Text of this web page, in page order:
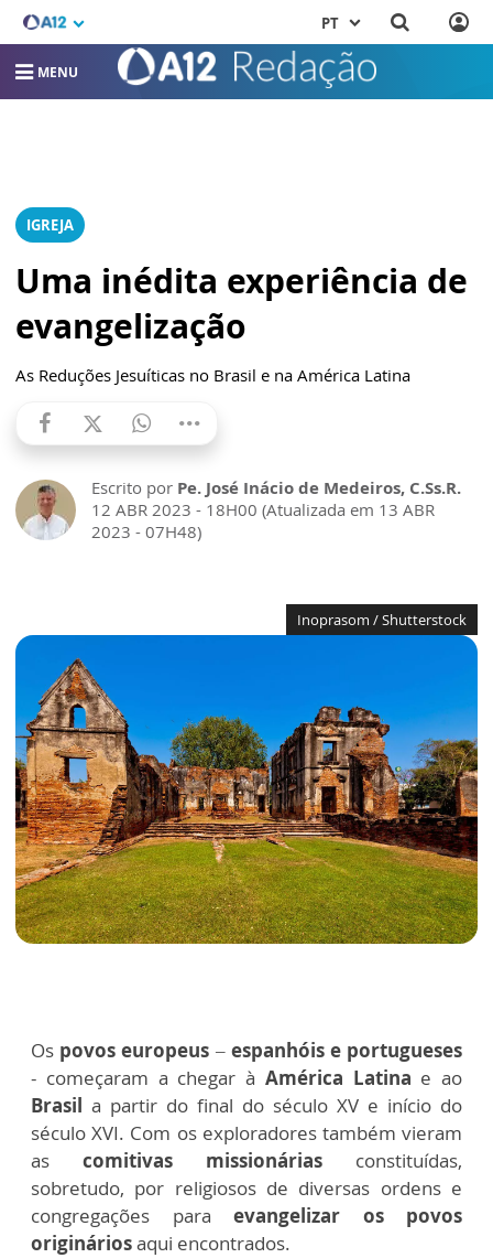
PT
MENU
IGREJA
Uma inédita experiência de
evangelização
As Reduções Jesuíticas no Brasil e na América Latina
Escrito por Pe. José Inácio de Medeiros, C.Ss.R.
12 ABR 2023 - 18H00 (Atualizada em 13 ABR
2023 - 07H48)
Inoprasom / Shutterstock
Os povos europeus – espanhóis e portugueses
- começaram a chegar à América Latina e ao
Brasil a partir do final do século XV e início do
século XVI. Com os exploradores também vieram
as comitivas missionárias constituídas,
sobretudo, por religiosos de diversas ordens e
congregações para evangelizar os povos
origináriosaqui encontrados.